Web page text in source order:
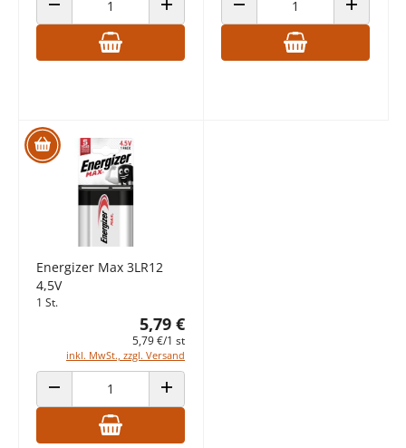
ANZAHL VERRINGERN ANZAHL ERHÖHENANZAHL VERRINGERN ANZAHL
Energizer Max 3LR12
4,5V
1 St.
5,79 €
5,79 €/1 st
inkl. MwSt., zzgl. Versand
ANZAHL VERRINGERN ANZAHL ERHÖHEN